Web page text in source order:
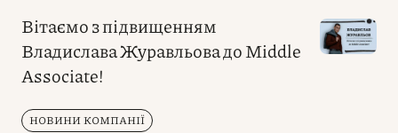
Вітаємо з підвищенням
Владислава Журавльова до Middle
Associate!
НОВИНИ КОМПАНІЇ